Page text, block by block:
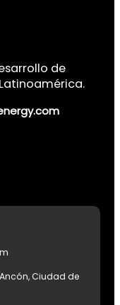
de
Ciudad de